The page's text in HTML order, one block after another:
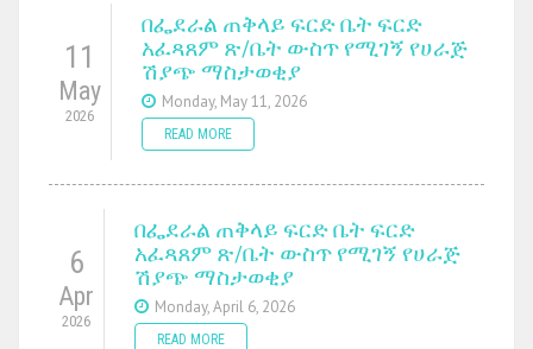
11
May
2026
በፌደራል ጠቅላይ ፍርድ ቤት ፍርድ
አፈጻጸም ጽ/ቤት ውስጥ የሚገኝ የሀራጅ
ሽያጭ ማስታወቂያ
Monday, May 11, 2026
READ MORE
6
Apr
2026
በፌደራል ጠቅላይ ፍርድ ቤት ፍርድ
አፈጻጸም ጽ/ቤት ውስጥ የሚገኝ የሀራጅ
ሽያጭ ማስታወቂያ
Monday, April 6, 2026
READ MORE